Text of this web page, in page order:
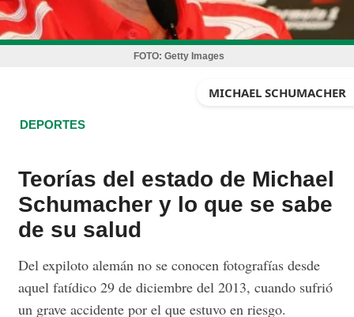
FOTO: Getty Images
MICHAEL SCHUMACHER
DEPORTES
Teorías del estado de Michael
Schumacher y lo que se sabe
de su salud
Del expiloto alemán no se conocen fotografías desde
aquel fatídico 29 de diciembre del 2013, cuando sufrió
un grave accidente por el que estuvo en riesgo.